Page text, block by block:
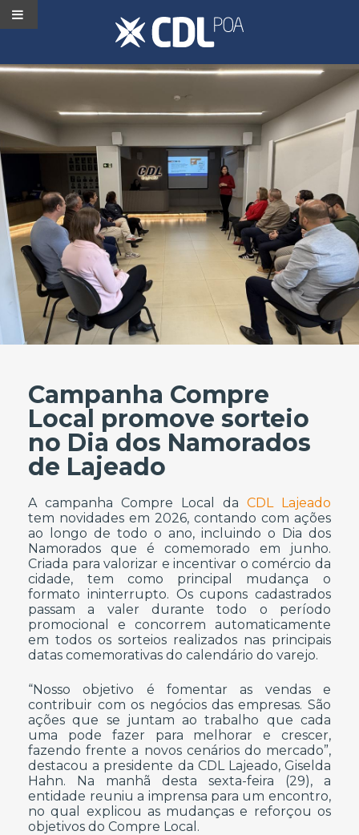
Campanha Compre
Local promove sorteio
no Dia dos Namorados
de Lajeado
A campanha Compre Local da CDL Lajeado
tem novidades em 2026, contando com ações
ao longo de todo o ano, incluindo o Dia dos
Namorados que é comemorado em junho.
Criada para valorizar e incentivar o comércio da
cidade, tem como principal mudança o
formato ininterrupto. Os cupons cadastrados
passam a valer durante todo o período
promocional e concorrem automaticamente
em todos os sorteios realizados nas principais
datas comemorativas do calendário do varejo.
“Nosso objetivo é fomentar as vendas e
contribuir com os negócios das empresas. São
ações que se juntam ao trabalho que cada
uma pode fazer para melhorar e crescer,
fazendo frente a novos cenários do mercado”,
destacou a presidente da CDL Lajeado, Giselda
Hahn. Na manhã desta sexta-feira (29), a
entidade reuniu a imprensa para um encontro,
no qual explicou as mudanças e reforçou os
objetivos do Compre Local.